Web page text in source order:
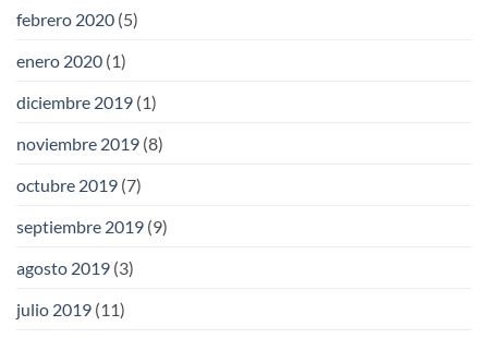
febrero 2020 (5)
enero 2020 (1)
diciembre 2019 (1)
noviembre 2019 (8)
octubre 2019 (7)
septiembre 2019 (9)
agosto 2019 (3)
julio 2019 (11)